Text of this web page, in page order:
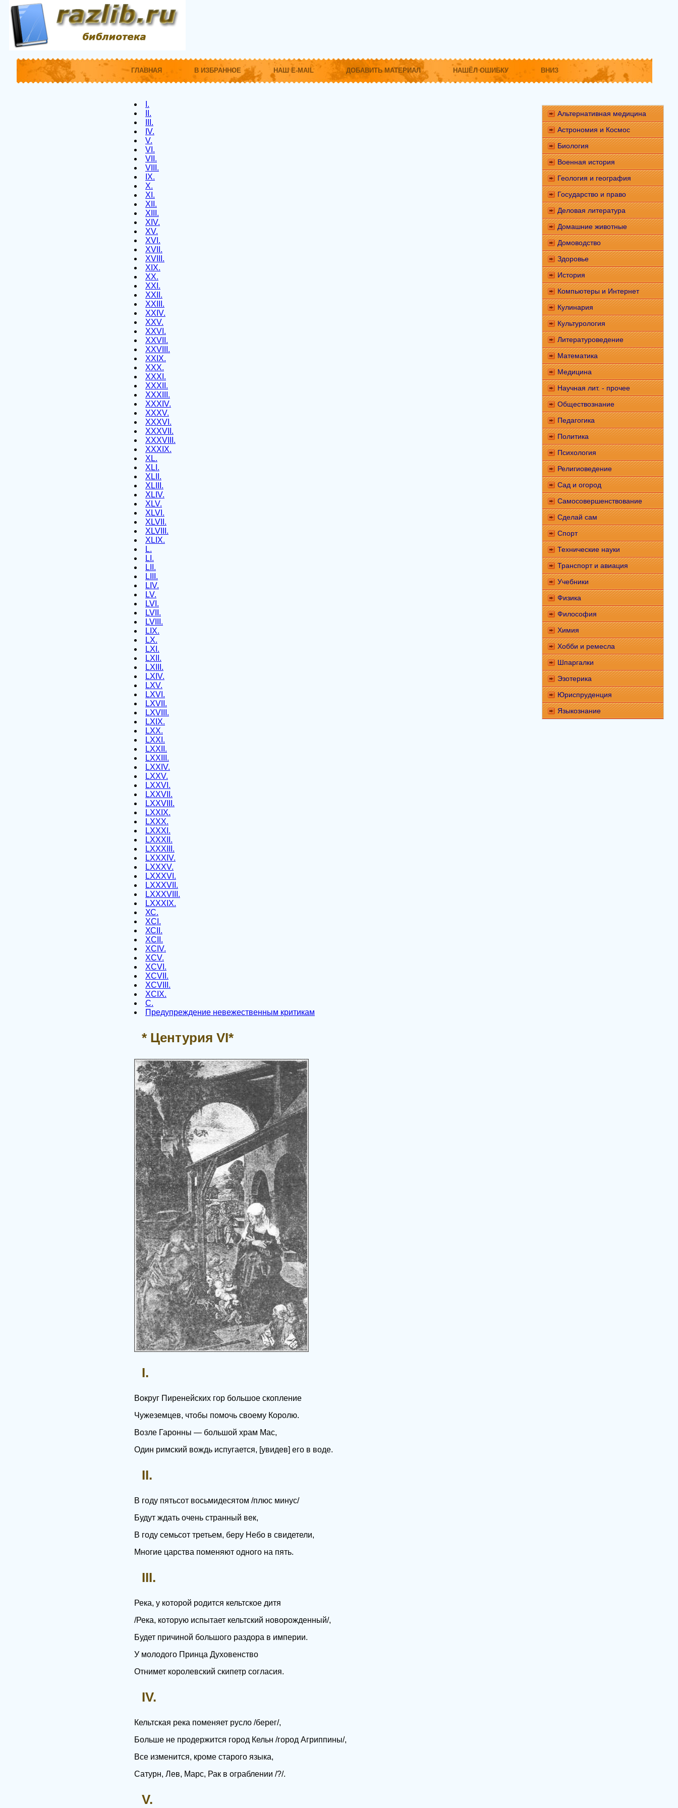
ГЛАВНАЯ В ИЗБРАННОЕ НАШ E-MAIL ДОБАВИТЬ МАТЕРИАЛ НАШЁЛ ОШИБКУ ВНИЗ
I.
II.
III.
IV.
V.
VI.
VII.
VIII.
IX.
X.
XI.
XII.
XIII.
XIV.
XV.
XVI.
XVII.
XVIII.
XIX.
XX.
XXI.
XXII.
XXIII.
XXIV.
XXV.
XXVI.
XXVII.
XXVIII.
XXIX.
XXX.
XXXI.
XXXII.
XXXIII.
XXXIV.
XXXV.
XXXVI.
XXXVII.
XXXVIII.
XXXIX.
XL.
XLI.
XLII.
XLIII.
XLIV.
XLV.
XLVI.
XLVII.
XLVIII.
XLIX.
L.
LI.
LII.
LIII.
LIV.
LV.
LVI.
LVII.
LVIII.
LIX.
LX.
LXI.
LXII.
LXIII.
LXIV.
LXV.
LXVI.
LXVII.
LXVIII.
LXIX.
LXX.
LXXI.
LXXII.
LXXIII.
LXXIV.
LXXV.
LXXVI.
LXXVII.
LXXVIII.
LXXIX.
LXXX.
LXXXI.
LXXXII.
LXXXIII.
LXXXIV.
LXXXV.
LXXXVI.
LXXXVII.
LXXXVIII.
LXXXIX.
ХС.
XCI.
ХСII.
XCII.
XCIV.
XCV.
XCVI.
XCVII.
XCVIII.
XCIX.
С.
Предупреждение невежественным критикам
* Центурия VI*
I.
Вокруг Пиренейских гор большое скопление
Чужеземцев, чтобы помочь своему Королю.
Возле Гаронны — большой храм Мас,
Один римский вождь испугается, [увидев] его в воде.
II.
В году пятьсот восьмидесятом /плюс минус/
Будут ждать очень странный век,
В году семьсот третьем, беру Небо в свидетели,
Многие царства поменяют одного на пять.
III.
Река, у которой родится кельтское дитя
/Река, которую испытает кельтский новорожденный/,
Будет причиной большого раздора в империи.
У молодого Принца Духовенство
Отнимет королевский скипетр согласия.
IV.
Кельтская река поменяет русло /берег/,
Больше не продержится город Кельн /город Агриппины/,
Все изменится, кроме старого языка,
Сатурн, Лев, Марс, Рак в ограблении /?/.
V.
Альтернативная медицина
Астрономия и Космос
Биология
Военная история
Геология и география
Государство и право
Деловая литература
Домашние животные
Домоводство
Здоровье
История
Компьютеры и Интернет
Кулинария
Культурология
Литературоведение
Математика
Медицина
Научная лит. - прочее
Обществознание
Педагогика
Политика
Психология
Религиоведение
Сад и огород
Самосовершенствование
Сделай сам
Спорт
Технические науки
Транспорт и авиация
Учебники
Физика
Философия
Химия
Хобби и ремесла
Шпаргалки
Эзотерика
Юриспруденция
Языкознание